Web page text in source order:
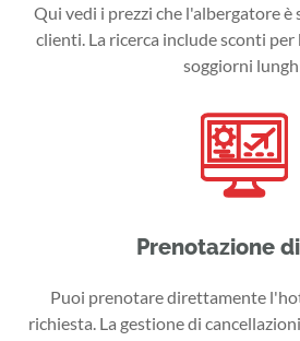
Qui vedi i prezzi che l'albergatore
clienti. La ricerca include sconti
soggiorni
Prenotazione
Puoi prenotare direttamente
richiesta. La gestione di